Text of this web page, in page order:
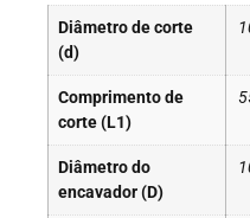
Diâmetro de corte
(d)
Comprimento de
corte (L1)
Diâmetro do
encavador (D)